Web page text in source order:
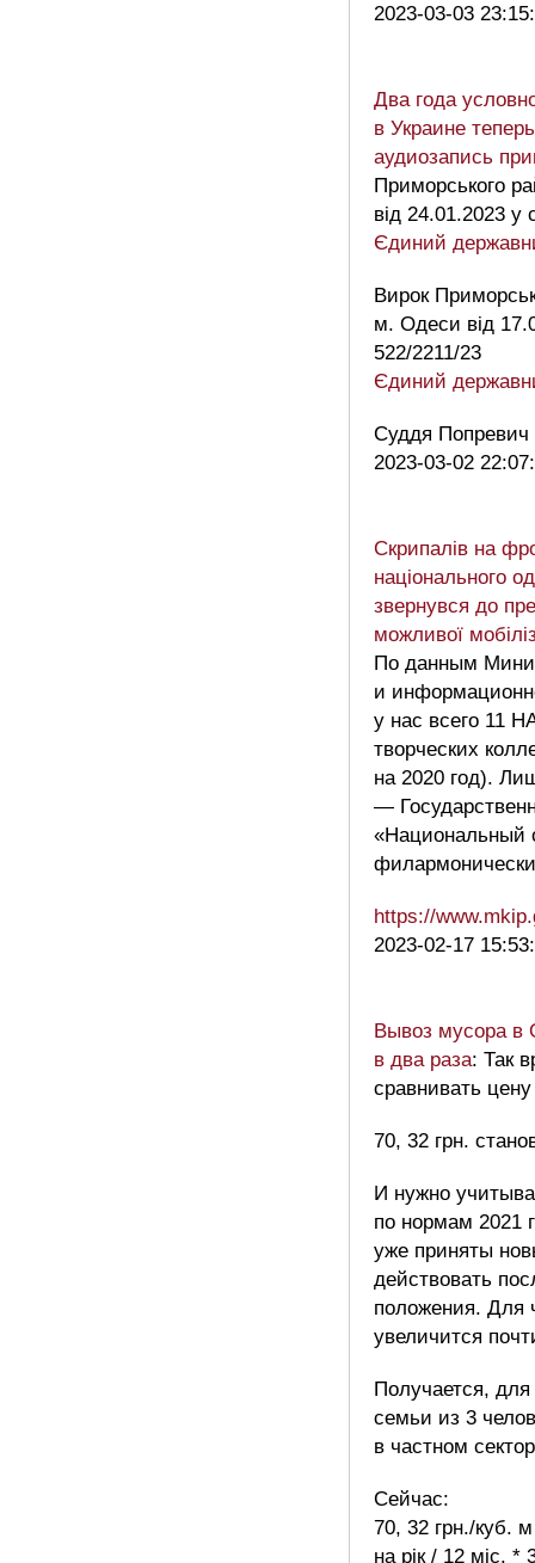
2023-03-03
Два года
в Украине
аудиозапись
Приморського
від 24.01.2023 у
Єдиний
Вирок
м. Одеси від
522/2211/23
Єдиний
Суддя
2023-03-02
Скрипалів на
національного
звернувся до
можливої
По данным
и
у нас всего
творческих
на 2020 год).
—
«Национальный
https://
2023-02-17
Вывоз мусора в
в два раза: Так
сравнивать
70, 32 грн.
И нужно
по нормам 2021
уже приняты
действовать
положения. Для
увеличится
Получается, для
семьи из 3
в частном
Сейчас:
70, 32 грн./куб.
на рік / 12 міс. *